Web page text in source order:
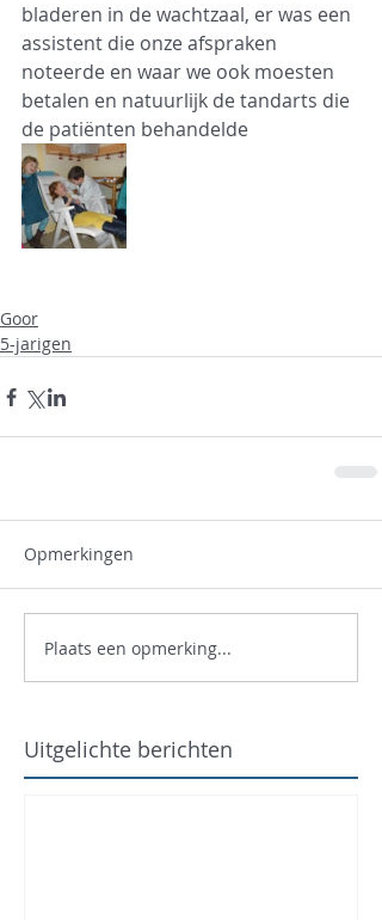
bladeren in de wachtzaal, er was een
assistent die onze afspraken
noteerde en waar we ook moesten
betalen en natuurlijk de tandarts die
de patiënten behandelde
Goor
5-jarigen
Opmerkingen
Plaats een opmerking...
Uitgelichte berichten